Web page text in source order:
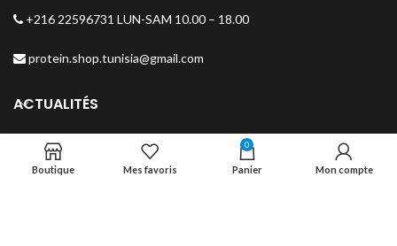
+216 22596731 LUN-SAM 10.00 – 18.00
protein.shop.tunisia@gmail.com
ACTUALITÉS
MENU
Boutique Mes favoris
0
Panier Mon compte